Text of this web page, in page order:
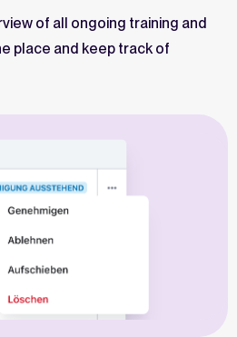
of all ongoing training and
place and keep track of